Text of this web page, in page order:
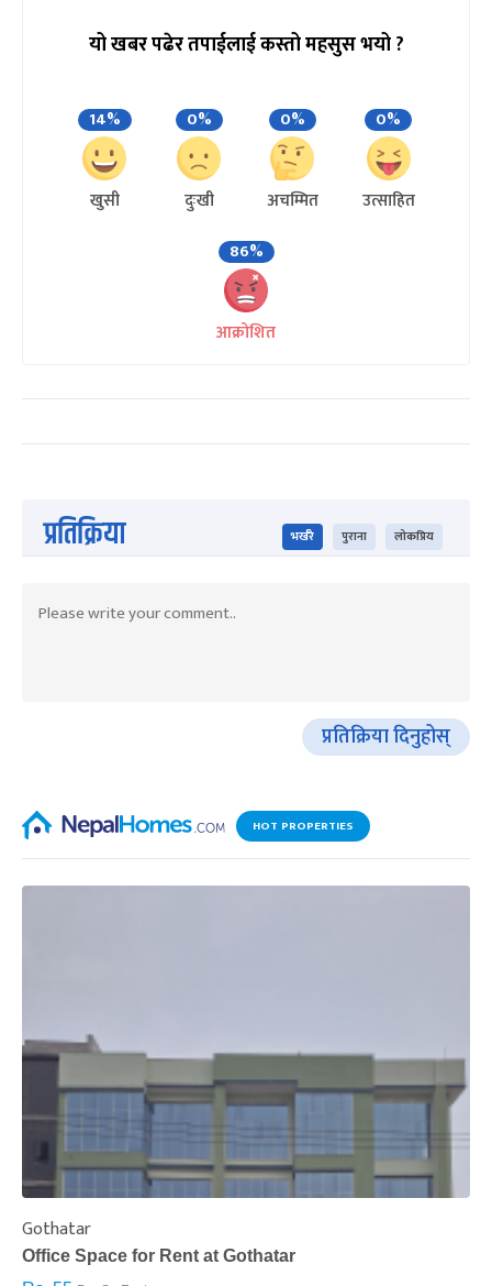
यो खबर पढेर तपाईलाई कस्तो महसुस भयो ?
14%
खुसी
0%
दुःखी
0%
अचम्मित
0%
उत्साहित
86%
आक्रोशित
प्रतिक्रिया भर्खरै पुराना लोकप्रिय
प्रतिक्रिया दिनुहोस्
HOT PROPERTIES
Gothatar
Office Space for Rent at Gothatar